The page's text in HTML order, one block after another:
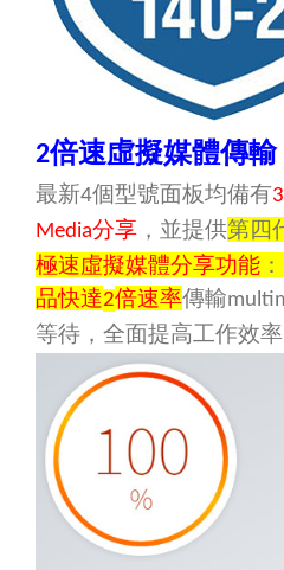
2倍速虛擬媒體傳輸
最新4個型號面板均備有3
Media分享 ，並提供第四
極速虛擬媒體分享功能
品快達2倍速率傳輸
等待，全面提高工作效率